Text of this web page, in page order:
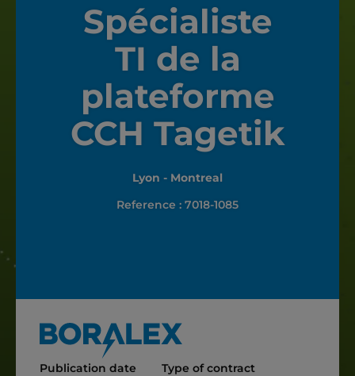
Spécialiste
TI de la
plateforme
CCH Tagetik
Lyon - Montreal
Reference : 7018-1085
Publication date
Type of contract